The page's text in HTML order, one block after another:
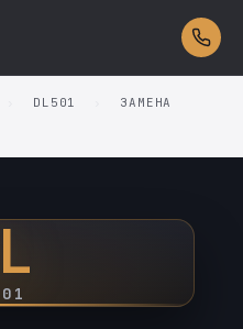
DL501
ЗАМЕНА